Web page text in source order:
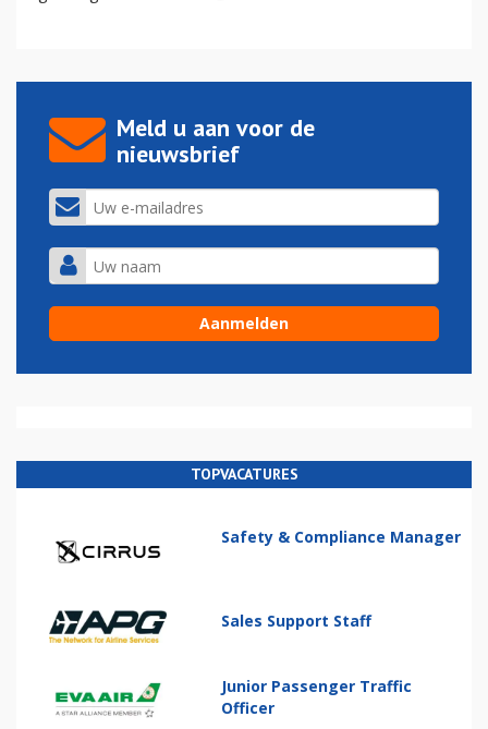
Meld u aan voor de
nieuwsbrief
TOPVACATURES
Safety & Compliance Manager
Sales Support Staff
Junior Passenger Traffic
Officer